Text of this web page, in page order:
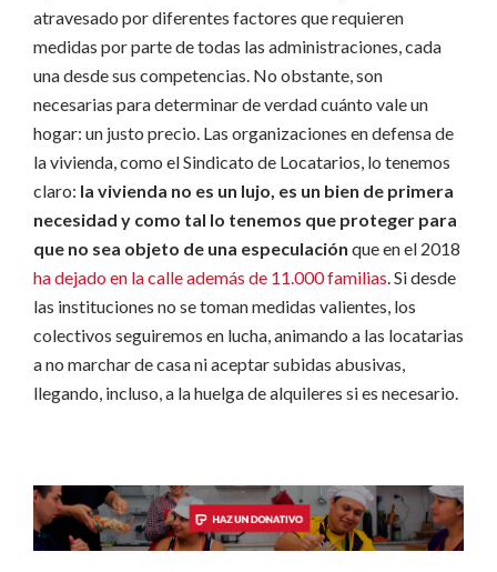
atravesado por diferentes factores que requieren
medidas por parte de todas las administraciones, cada
una desde sus competencias. No obstante, son
necesarias para determinar de verdad cuánto vale un
hogar: un justo precio. Las organizaciones en defensa de
la vivienda, como el Sindicato de Locatarios, lo tenemos
claro: la vivienda no es un lujo, es un bien de primera
necesidad y como tal lo tenemos que proteger para
que no sea objeto de una especulación que en el 2018
ha dejado en la calle además de 11.000 familias. Si desde
las instituciones no se toman medidas valientes, los
colectivos seguiremos en lucha, animando a las locatarias
a no marchar de casa ni aceptar subidas abusivas,
llegando, incluso, a la huelga de alquileres si es necesario.